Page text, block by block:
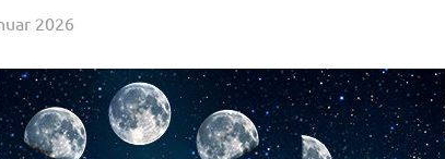
2026